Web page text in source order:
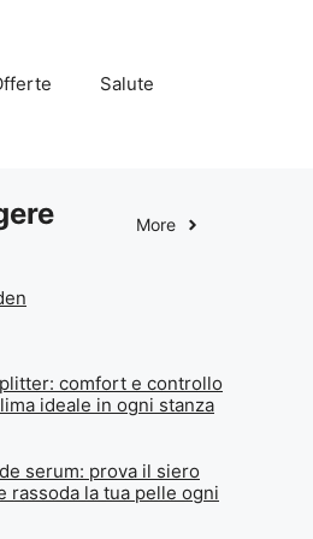
Salute
More
comfort e controllo
ideale in ogni stanza
serum: prova il siero
rassoda la tua pelle ogni